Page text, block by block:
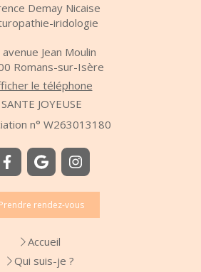
Demay Nicaise
iridologie
Jean Moulin
Romans-sur-Isère
le téléphone
SANTE JOYEUSE
n° W263013180
Prendre rendez-vous
Accueil
Qui suis-je ?